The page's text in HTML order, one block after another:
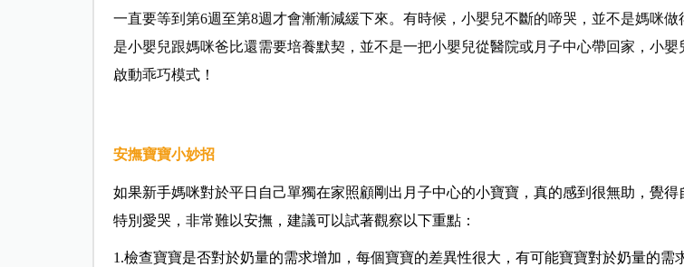
一直要等到第6週至第8週才會漸漸減緩下來。有時候，小嬰兒不斷的啼哭，並不是媽咪做
是小嬰兒跟媽咪爸比還需要培養默契，並不是一把小嬰兒從醫院或月子中心帶回家，小嬰
啟動乖巧模式！
安撫寶寶小妙招
如果新手媽咪對於平日自己單獨在家照顧剛出月子中心的小寶寶，真的感到很無助，覺得
特別愛哭，非常難以安撫，建議可以試著觀察以下重點：
1.檢查寶寶是否對於奶量的需求增加，每個寶寶的差異性很大，有可能寶寶對於奶量的需